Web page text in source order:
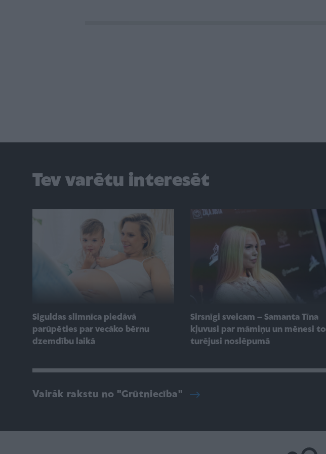
Tev varētu interesēt
Siguldas slimnīca piedāvā
parūpēties par vecāko bērnu
dzemdību laikā
Sirsnīgi sveicam – Samanta Tīna
kļuvusi par māmiņu un mēnesi to
turējusi noslēpumā
Vairāk rakstu no "Grūtniecība"